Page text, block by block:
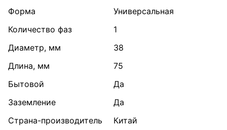
Форма
Универсальная
Количество фаз
1
Диаметр, мм
38
Длина, мм
75
Бытовой
Да
Заземление
Да
Страна-производитель
Китай